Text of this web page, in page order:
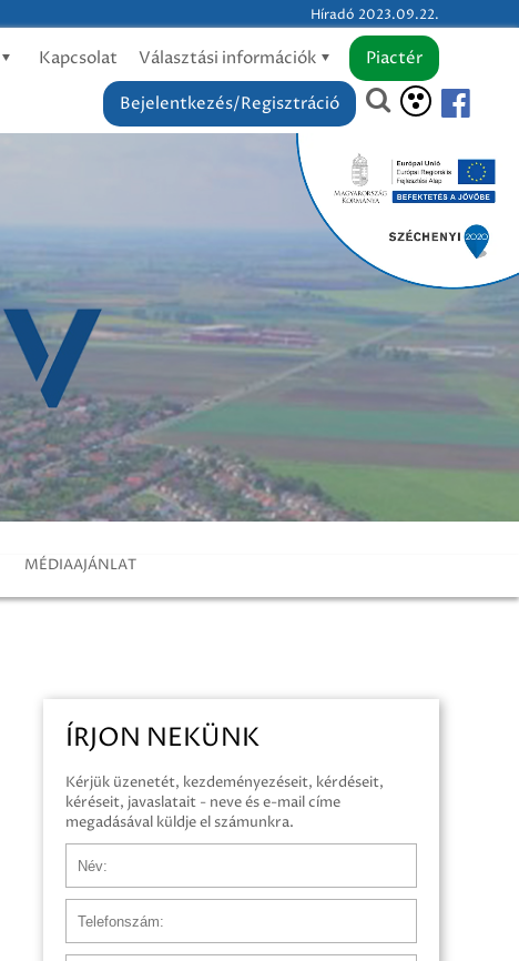
Híradó 2023.09.22.
Kapcsolat Választási információk
Piactér
Bejelentkezés/Regisztráció
MÉDIAAJÁNLAT
ÍRJON NEKÜNK
Kérjük üzenetét, kezdeményezéseit, kérdéseit,
kéréseit, javaslatait - neve és e-mail címe
megadásával küldje el számunkra.